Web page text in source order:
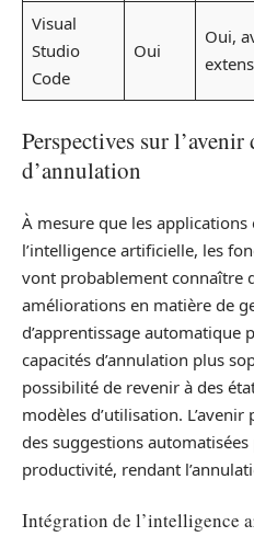
Visual
Studio
Code
Oui
Oui,
Perspectives sur
d’annulation
À mesure que les
l’intelligence artificielle, les
vont probablement connaître
améliorations en matière de
d’apprentissage automatique
capacités d’annulation plus
possibilité de revenir à des
modèles d’utilisation.
des suggestions
productivité, rendant
Intégration de l’intelligence